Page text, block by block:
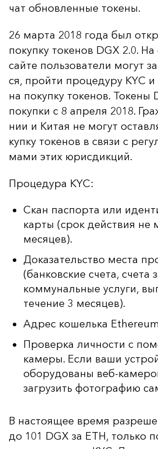
чат об­нов­лен­ные то­ке­ны.
26 мар­та 2018 го­да был
по­куп­ку то­ке­нов DGX 2.0.
сай­те поль­зо­ва­те­ли мо­гут
ся, прой­ти про­це­ду­ру KYC и
на по­куп­ку то­ке­нов. То­ке­ны
по­куп­ки с 8 ап­ре­ля 2018.
нии и Ки­тая не мо­гут
куп­ку то­ке­нов в свя­зи с
ма­ми этих юрис­дик­ций.
Про­це­ду­ра KYC:
Скан паспорта или
карты (срок действия не
месяцев).
Доказательство места
(банковские счета, счета
коммунальные услуги,
течение 3 месяцев).
Адрес кошелька
Проверка личности с
камеры. Если ваши
оборудованы веб-
загрузить фотографию
В нас­то­ящее вре­мя
до 101 DGX за ETH, толь­ко